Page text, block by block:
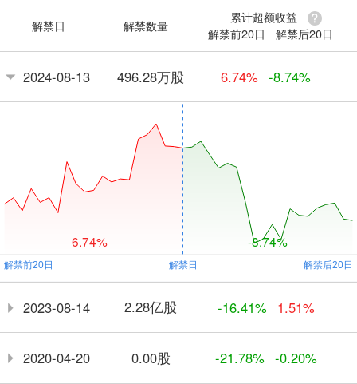
解禁日 解禁数量
累计超额收益
解禁前20日
解禁后20日
2024-08-13 496.28万股 6.74% -8.74%
6.74% -8.74%
2023-08-14 2.28亿股 -16.41% 1.51%
2020-04-20 0.00股 -21.78% -0.20%